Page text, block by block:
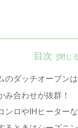
目次
のダッチオーブン
み合わせが抜群！
ンロやIHヒーター